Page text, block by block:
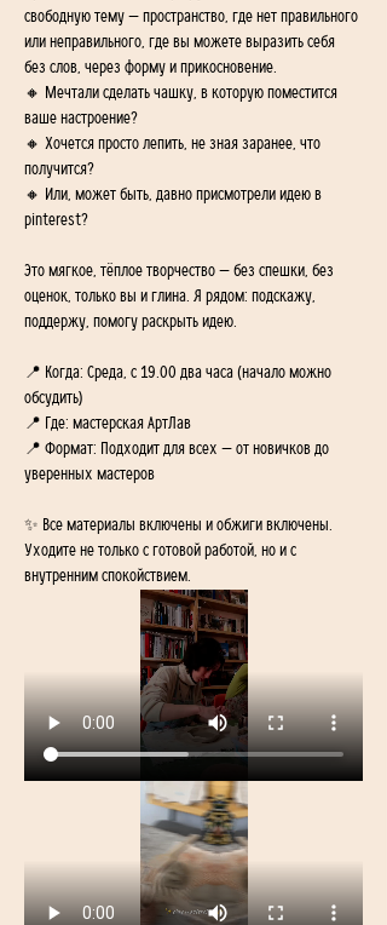
свободную тему — пространство, где нет правильного
или неправильного, где вы можете выразить себя
без слов, через форму и прикосновение.
🔸 Мечтали сделать чашку, в которую поместится
ваше настроение?
🔸 Хочется просто лепить, не зная заранее, что
получится?
🔸 Или, может быть, давно присмотрели идею в
pinterest?
Это мягкое, тёплое творчество — без спешки, без
оценок, только вы и глина. Я рядом: подскажу,
поддержу, помогу раскрыть идею.
📍 Когда: Среда, с 19.00 два часа (начало можно
обсудить)
📍 Где: мастерская АртЛав
📍 Формат: Подходит для всех — от новичков до
уверенных мастеров
✨ Все материалы включены и обжиги включены.
Уходите не только с готовой работой, но и с
внутренним спокойствием.